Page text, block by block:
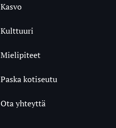
Kasvo
Kulttuuri
Mielipiteet
Paska kotiseutu
Ota yhteyttä